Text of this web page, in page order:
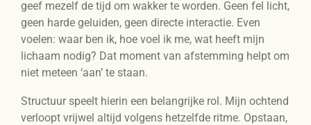
geef mezelf de tijd om wakker te worden. Geen fel licht,
geen harde geluiden, geen directe interactie. Even
voelen: waar ben ik, hoe voel ik me, wat heeft mijn
lichaam nodig? Dat moment van afstemming helpt om
niet meteen ‘aan’ te staan.
Structuur speelt hierin een belangrijke rol. Mijn ochtend
verloopt vrijwel altijd volgens hetzelfde ritme. Opstaan,